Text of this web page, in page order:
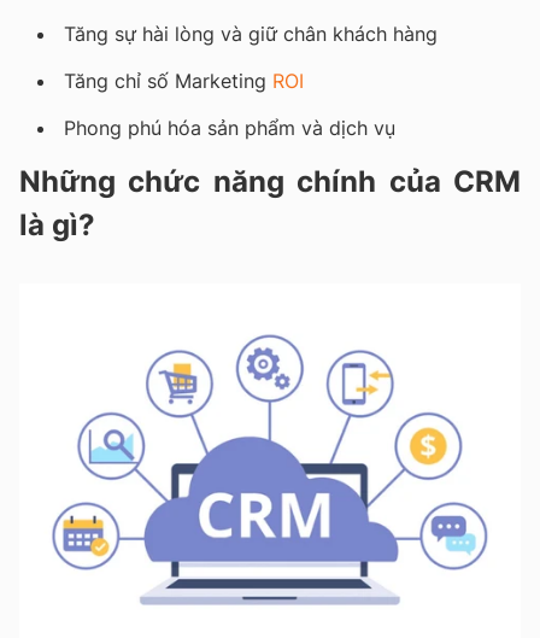
Tăng sự hài lòng và giữ chân khách hàng
Tăng chỉ số Marketing ROI
Phong phú hóa sản phẩm và dịch vụ
Những chức năng chính của CRM
là gì?